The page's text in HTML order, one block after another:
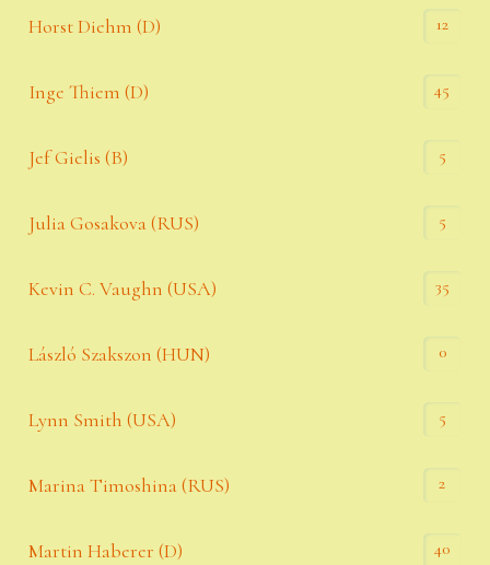
Horst Diehm (D) 12
Inge Thiem (D) 45
Jef Gielis (B) 5
Julia Gosakova (RUS) 5
Kevin C. Vaughn (USA) 35
László Szakszon (HUN) 0
Lynn Smith (USA) 5
Marina Timoshina (RUS) 2
Martin Haberer (D) 40